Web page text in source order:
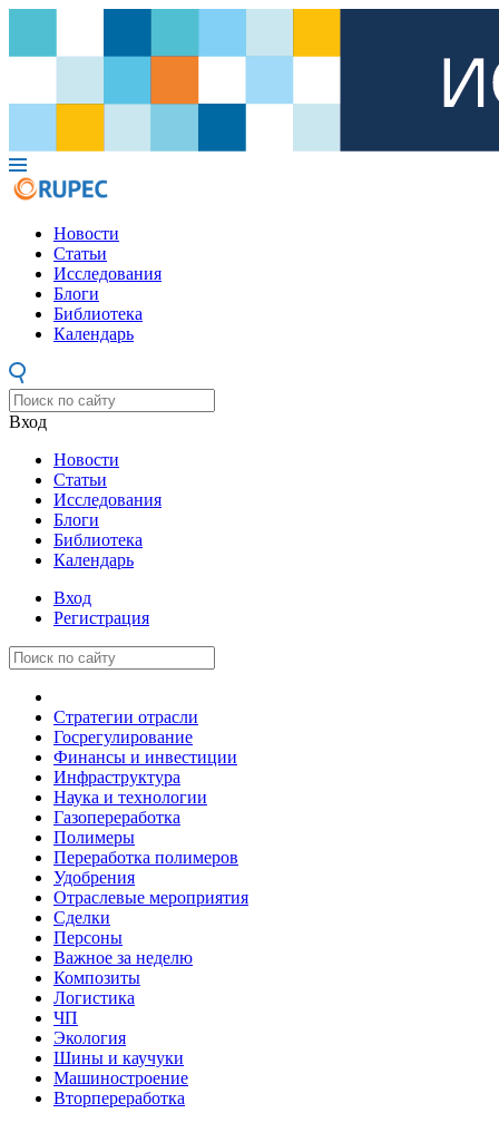
Новости
Статьи
Исследования
Блоги
Библиотека
Календарь
Вход
Новости
Статьи
Исследования
Блоги
Библиотека
Календарь
Вход
Регистрация
Стратегии отрасли
Госрегулирование
Финансы и инвестиции
Инфраструктура
Наука и технологии
Газопереработка
Полимеры
Переработка полимеров
Удобрения
Отраслевые мероприятия
Сделки
Персоны
Важное за неделю
Композиты
Логистика
ЧП
Экология
Шины и каучуки
Машиностроение
Вторпереработка